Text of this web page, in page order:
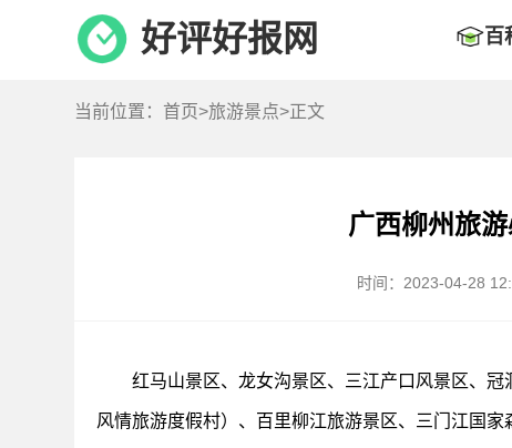
好评好报网 百
当前位置： 首页>旅游景点>正文
广西柳州旅
时间：2023-04-28
红马山景区、龙女沟景区、三江产口风景区、
风情旅游度假村）、百里柳江旅游景区、三门江国